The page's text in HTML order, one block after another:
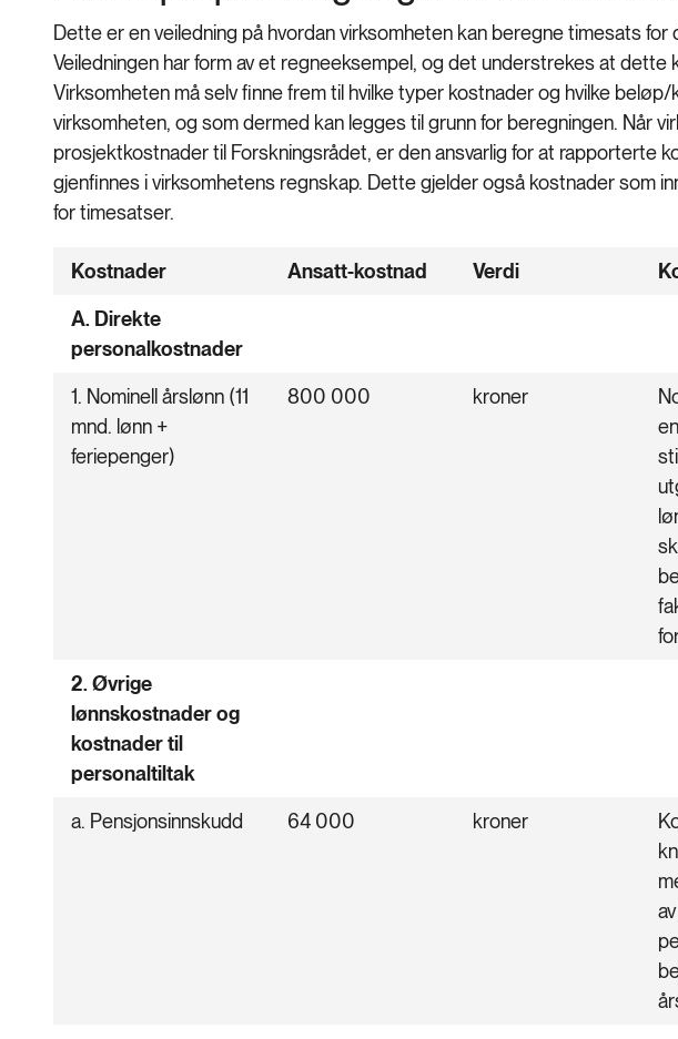
Dette er en veiledning på hvordan virksomheten kan beregne timesats for
Veiledningen har form av et regneeksempel, og det understrekes at dette
Virksomheten må selv finne frem til hvilke typer kostnader og hvilke
virksomheten, og som dermed kan legges til grunn for beregningen. Når
prosjektkostnader til Forskningsrådet, er den ansvarlig for at rapporterte
gjenfinnes i virksomhetens regnskap. Dette gjelder også kostnader som
for timesatser.
Kostnader Ansatt-kostnad Verdi
A. Direkte
personalkostnader
1. Nominell årslønn (11
mnd. lønn +
feriepenger)
800 000 kroner
2. Øvrige
lønnskostnader og
kostnader til
personaltiltak
a. Pensjonsinnskudd 64 000 kroner